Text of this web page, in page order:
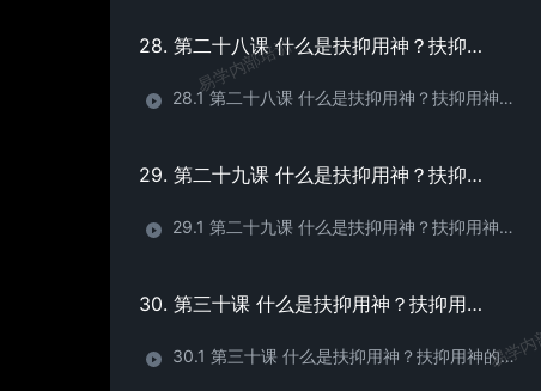
28. 第二十八课 什么是扶抑用神？扶抑用神的取法 （1）
28.1 第二十八课 什么是扶抑用神？扶抑用神的取法 （1）
29. 第二十九课 什么是扶抑用神？扶抑用神的取法 （2）
29.1 第二十九课 什么是扶抑用神？扶抑用神的取法 （2）
30. 第三十课 什么是扶抑用神？扶抑用神的取法 （3）
30.1 第三十课 什么是扶抑用神？扶抑用神的取法 （3）
易学内部培训
易学